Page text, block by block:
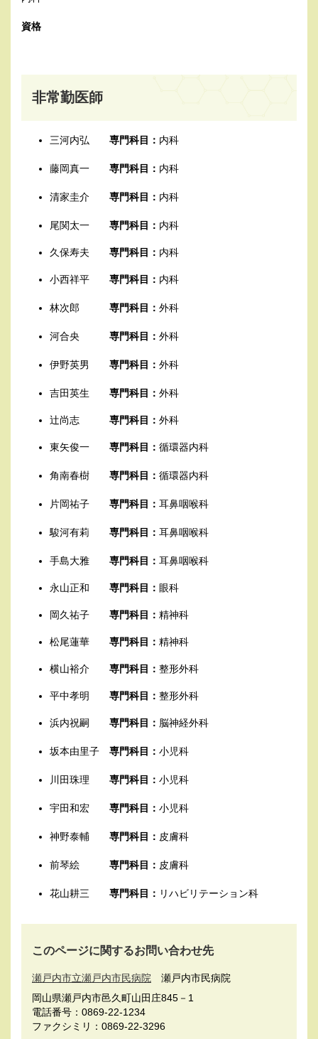
資格
非常勤医師
三河内弘 専門科目： 内科
藤岡真一 専門科目： 内科
清家圭介 専門科目： 内科
尾関太一 専門科目： 内科
久保寿夫 専門科目： 内科
小西祥平 専門科目： 内科
林次郎 専門科目： 外科
河合央 専門科目： 外科
伊野英男 専門科目： 外科
吉田英生 専門科目： 外科
辻尚志 専門科目： 外科
東矢俊一 専門科目： 循環器内科
角南春樹 専門科目： 循環器内科
片岡祐子 専門科目： 耳鼻咽喉科
駿河有莉 専門科目： 耳鼻咽喉科
手島大雅 専門科目： 耳鼻咽喉科
永山正和 専門科目： 眼科
岡久祐子 専門科目： 精神科
松尾蓮華 専門科目： 精神科
横山裕介 専門科目： 整形外科
平中孝明 専門科目： 整形外科
浜内祝嗣 専門科目： 脳神経外科
坂本由里子 専門科目： 小児科
川田珠理 専門科目： 小児科
宇田和宏 専門科目： 小児科
神野泰輔 専門科目： 皮膚科
前琴絵 専門科目： 皮膚科
花山耕三 専門科目： リハビリテーション科
このページに関するお問い合わせ先
瀬戸内市立瀬戸内市民病院
瀬戸内市民病院
岡山県瀬戸内市邑久町山田庄845－1
電話番号：0869-22-1234
ファクシミリ：0869-22-3296